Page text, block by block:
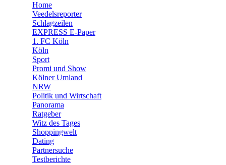
🛒 Shoppingwelt
Home
Veedelsreporter
Schlagzeilen
EXPRESS E-Paper
1. FC Köln
Köln
Sport
Promi und Show
Kölner Umland
NRW
Politik und Wirtschaft
Panorama
Ratgeber
Witz des Tages
Shoppingwelt
Dating
Partnersuche
Testberichte